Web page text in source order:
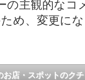
主観的なコ
め、変更に
お店・スポットのク